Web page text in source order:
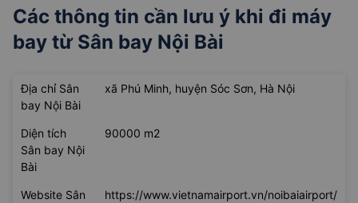
Các thông tin cần lưu ý khi đi máy
bay từ Sân bay Nội Bài
Địa chỉ Sân
bay Nội Bài
xã Phú Minh, huyện Sóc Sơn, Hà Nội
Diện tích
Sân bay Nội
Bài
90000 m2
Website Sân
https://www.vietnamairport.vn/noibaiairport/